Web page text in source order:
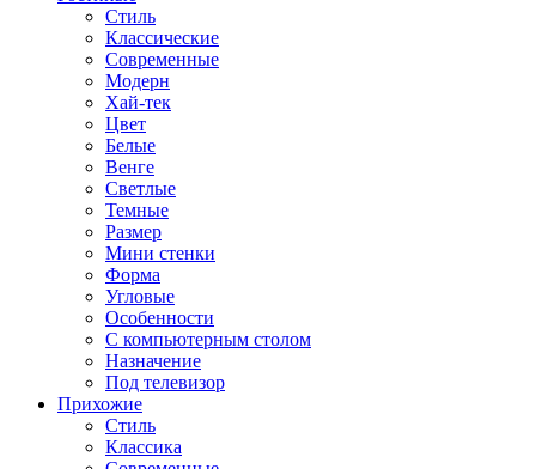
Стиль
Классические
Современные
Модерн
Хай-тек
Цвет
Белые
Венге
Светлые
Темные
Размер
Мини стенки
Форма
Угловые
Особенности
С компьютерным столом
Назначение
Под телевизор
Прихожие
Стиль
Классика